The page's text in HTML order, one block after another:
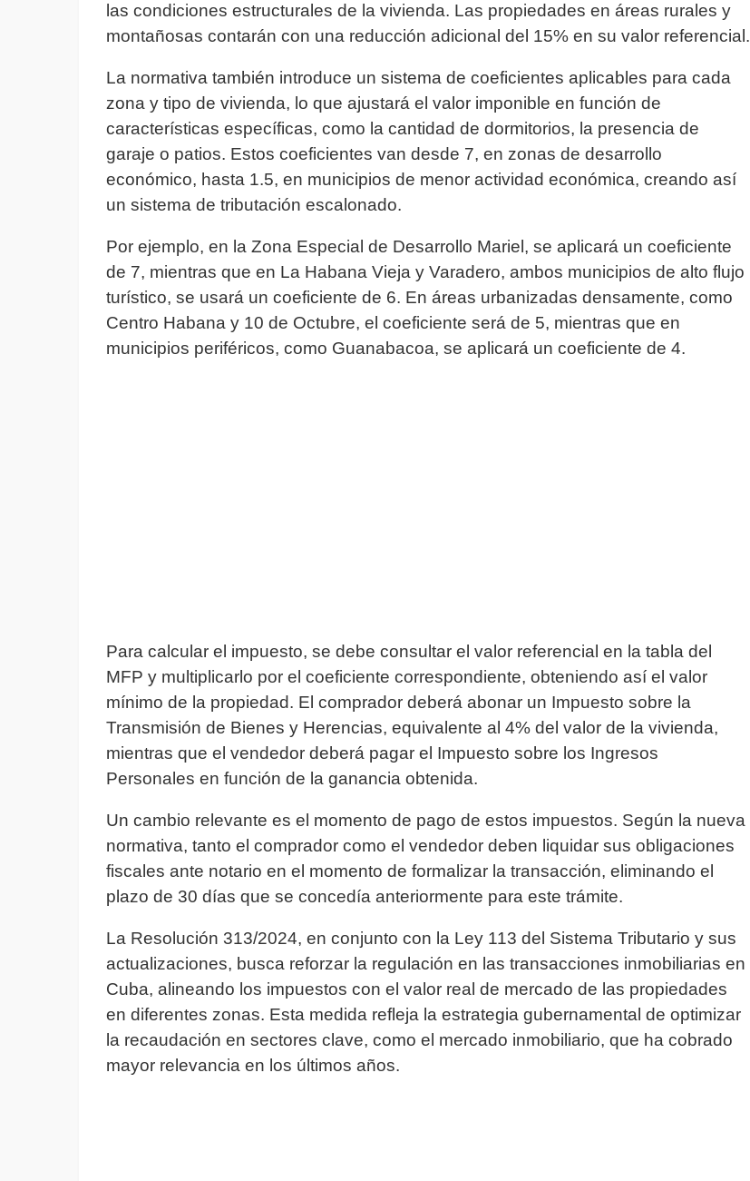
las condiciones estructurales de la vivienda. Las propiedades en áreas rurales y
montañosas contarán con una reducción adicional del 15% en su valor referencial.
La normativa también introduce un sistema de coeficientes aplicables para cada
zona y tipo de vivienda, lo que ajustará el valor imponible en función de
características específicas, como la cantidad de dormitorios, la presencia de
garaje o patios. Estos coeficientes van desde 7, en zonas de desarrollo
económico, hasta 1.5, en municipios de menor actividad económica, creando así
un sistema de tributación escalonado.
Por ejemplo, en la Zona Especial de Desarrollo Mariel, se aplicará un coeficiente
de 7, mientras que en La Habana Vieja y Varadero, ambos municipios de alto flujo
turístico, se usará un coeficiente de 6. En áreas urbanizadas densamente, como
Centro Habana y 10 de Octubre, el coeficiente será de 5, mientras que en
municipios periféricos, como Guanabacoa, se aplicará un coeficiente de 4.
Para calcular el impuesto, se debe consultar el valor referencial en la tabla del
MFP y multiplicarlo por el coeficiente correspondiente, obteniendo así el valor
mínimo de la propiedad. El comprador deberá abonar un Impuesto sobre la
Transmisión de Bienes y Herencias, equivalente al 4% del valor de la vivienda,
mientras que el vendedor deberá pagar el Impuesto sobre los Ingresos
Personales en función de la ganancia obtenida.
Un cambio relevante es el momento de pago de estos impuestos. Según la nueva
normativa, tanto el comprador como el vendedor deben liquidar sus obligaciones
fiscales ante notario en el momento de formalizar la transacción, eliminando el
plazo de 30 días que se concedía anteriormente para este trámite.
La Resolución 313/2024, en conjunto con la Ley 113 del Sistema Tributario y sus
actualizaciones, busca reforzar la regulación en las transacciones inmobiliarias en
Cuba, alineando los impuestos con el valor real de mercado de las propiedades
en diferentes zonas. Esta medida refleja la estrategia gubernamental de optimizar
la recaudación en sectores clave, como el mercado inmobiliario, que ha cobrado
mayor relevancia en los últimos años.